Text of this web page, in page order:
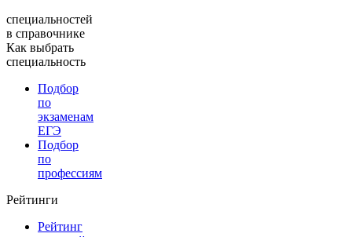
специальностей
в справочнике
Как выбрать
специальность
Подбор
по
экзаменам
ЕГЭ
Подбор
по
профессиям
Рейтинги
Рейтинг